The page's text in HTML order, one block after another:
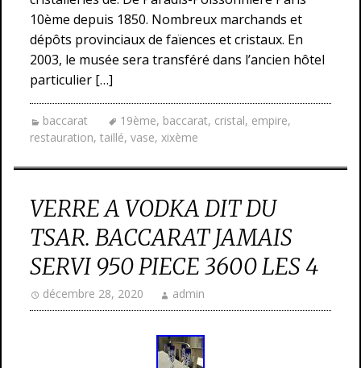
10ème depuis 1850. Nombreux marchands et
dépôts provinciaux de faïences et cristaux. En
2003, le musée sera transféré dans l’ancien hôtel
particulier […]
baccarat 19ème, baccarat, cristal, empire,
restauration, taillé, vase, xixème
VERRE A VODKA DIT DU
TSAR. BACCARAT JAMAIS
SERVI 950 PIECE 3600 LES 4
décembre 28, 2020 admin